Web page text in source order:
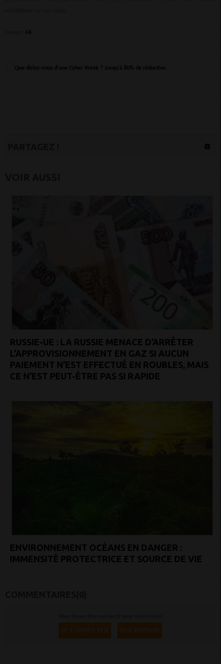
FA
RUSSIE-UE : LA RUSSIE MENACE D’ARRÊTER
L’APPROVISIONNEMENT EN GAZ SI AUCUN
PAIEMENT N’EST EFFECTUÉ EN ROUBLES, MAIS
CE N’EST PEUT-ÊTRE PAS SI RAPIDE
ENVIRONNEMENT OCÉANS EN DANGER :
IMMENSITÉ PROTECTRICE ET SOURCE DE VIE
SE CONNECTER INSCRIPTION